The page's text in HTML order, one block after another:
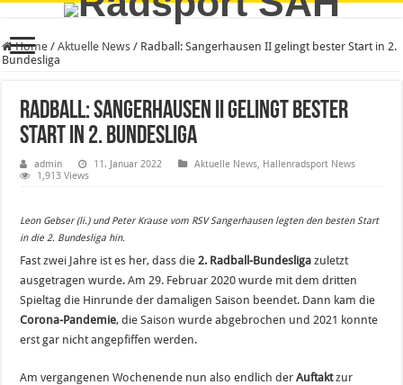
Home / Aktuelle News / Radball: Sangerhausen II gelingt bester Start in 2.
Bundesliga
Radball: Sangerhausen II gelingt bester
Start in 2. Bundesliga
admin 11. Januar 2022 Aktuelle News, Hallenradsport News
1,913 Views
Leon Gebser (li.) und Peter Krause vom RSV Sangerhausen legten den besten Start
in die 2. Bundesliga hin.
Fast zwei Jahre ist es her, dass die2. Radball-Bundesliga zuletzt
ausgetragen wurde. Am 29. Februar 2020 wurde mit dem dritten
Spieltag die Hinrunde der damaligen Saison beendet. Dann kam die
Corona-Pandemie, die Saison wurde abgebrochen und 2021 konnte
erst gar nicht angepfiffen werden.
Am vergangenen Wochenende nun also endlich derAuftaktzur